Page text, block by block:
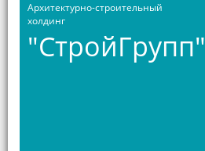
Архитектурно-строительный
холдинг
"СтройГрупп"